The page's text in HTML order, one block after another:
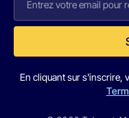
En cliquant sur s'inscrire,